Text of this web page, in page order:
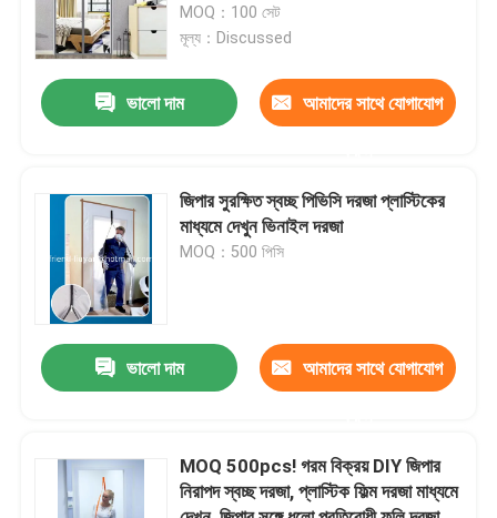
আমাদের সম্পর্কে
মান নিয়ন্ত্রণ
উদ্ধৃতির জন্য আবেদন
Russian website
চৌম্বকীয় জাল দরজার পর্দা
পিই শেড নেট
MOQ：100 সেট
মূল্য：Discussed
ভালো দাম আমাদের সাথে যোগাযোগ
জিপার সুরক্ষিত স্বচ্ছ পিভিসি দরজা প্লাস্টিকের
মাধ্যমে দেখুন ভিনাইল দরজা
MOQ：500 পিসি
ভালো দাম আমাদের সাথে যোগাযোগ
MOQ 500pcs! গরম বিক্রয় DIY জিপার
নিরাপদ স্বচ্ছ দরজা, প্লাস্টিক ফিল্ম দরজা মাধ্যমে